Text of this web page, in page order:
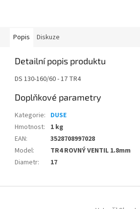
Popis Diskuze
Detailní popis produktu
DS 130-160/60 - 17 TR4
Doplňkové parametry
Kategorie: DUSE
Hmotnost:
1 kg
EAN:
3528708997028
Model:
TR4 ROVNÝ VENTIL 1.8mm
Diametr: 17